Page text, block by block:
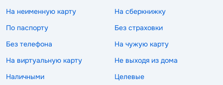
На неименную карту
На сберкнижку
По паспорту
Без страховки
Без телефона
На чужую карту
На виртуальную карту
Не выходя из дома
Наличными
Целевые